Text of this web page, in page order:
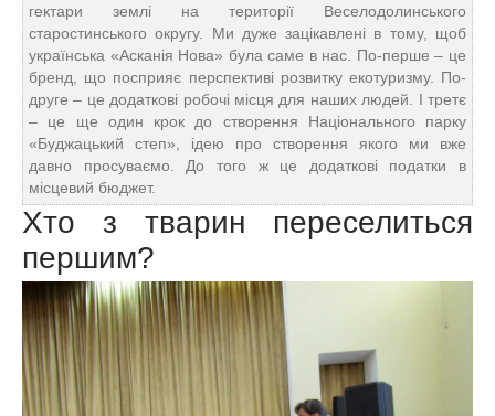
гектари землі на території Веселодолинського
старостинського округу. Ми дуже зацікавлені в тому, щоб
українська «Асканія Нова» була саме в нас. По-перше – це
бренд, що посприяє перспективі розвитку екотуризму. По-
друге – це додаткові робочі місця для наших людей. І третє
– це ще один крок до створення Національного парку
«Буджацький степ», ідею про створення якого ми вже
давно просуваємо. До того ж це додаткові податки в
місцевий бюджет.
Хто з тварин переселиться
першим?